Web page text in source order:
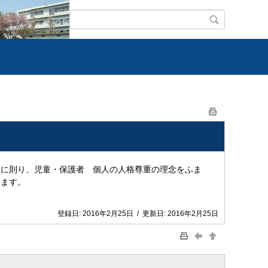
則り、児童・保護者 個人の人格尊重の理念をふま
す。
登録日: 2016年2月25日 / 更新日: 2016年2月25日